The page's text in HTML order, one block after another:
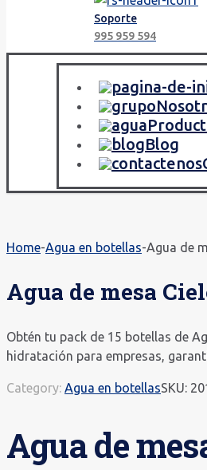
Soporte
995 959 594
Blog
Home-Agua en botellas-Agua de
Agua de mesa
Obtén tu pack de 15 botellas de
hidratación para empresas,
Category: Agua en botellasSKU:
Agua de